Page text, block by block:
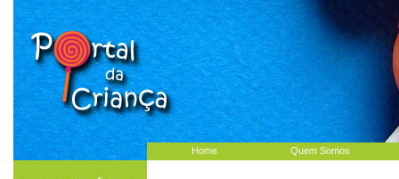
Home Quem Somos